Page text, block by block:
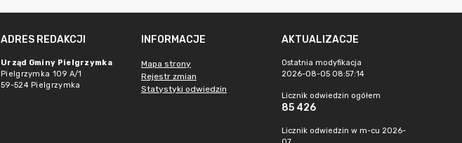
ADRES REDAKCJI
Urząd Gminy Pielgrzymka
Pielgrzymka 109 A/1
59-524 Pielgrzymka
INFORMACJE
Mapa strony
Rejestr zmian
Statystyki odwiedzin
AKTUALIZACJE
Ostatnia modyfikacja
2026-08-05 08:57:14
Licznik odwiedzin ogółem
85 426
Licznik odwiedzin w m-cu 2026-